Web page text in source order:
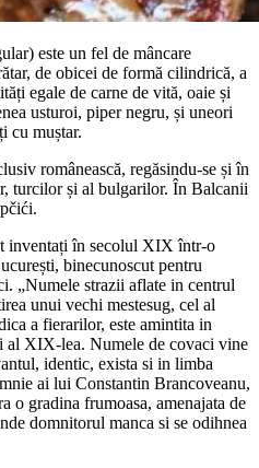
este un fel de mâncare
de obicei de formă cilindrică, a
egale de carne de vită, oaie și
usturoi, piper negru, și uneori
cu muștar.
românească, regăsindu-se și în
turcilor și al bulgarilor. În Balcanii
inventați în secolul XIX într-o
binecunoscut pentru
„Numele strazii aflate in centrul
unui vechi mestesug, cel al
a fierarilor, este amintita in
al XIX-lea. Numele de covaci vine
identic, exista si in limba
ai lui Constantin Brancoveanu,
o gradina frumoasa, amenajata de
domnitorul manca si se odihnea